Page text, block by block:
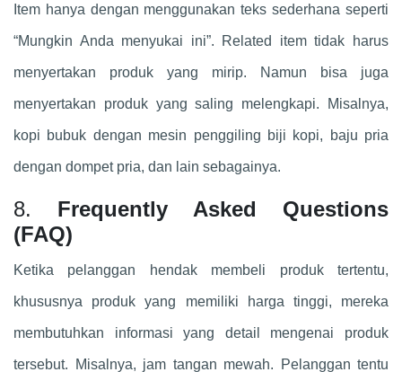
Item hanya dengan menggunakan teks sederhana seperti
“Mungkin Anda menyukai ini”. Related item tidak harus
menyertakan produk yang mirip. Namun bisa juga
menyertakan produk yang saling melengkapi. Misalnya,
kopi bubuk dengan mesin penggiling biji kopi, baju pria
dengan dompet pria, dan lain sebagainya.
8. Frequently Asked Questions
(FAQ)
Ketika pelanggan hendak membeli produk tertentu,
khususnya produk yang memiliki harga tinggi, mereka
membutuhkan informasi yang detail mengenai produk
tersebut. Misalnya, jam tangan mewah. Pelanggan tentu